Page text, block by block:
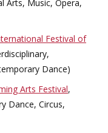
Arts, Music, Opera,
Festival of
Dance)
Arts Festival,
Dance, Circus,